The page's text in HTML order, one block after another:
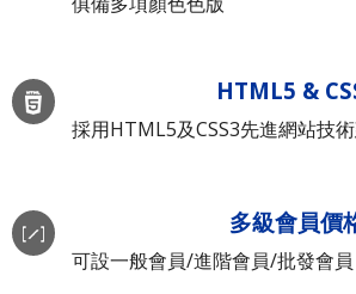
HTML5 &
採用HTML5及CSS3先進網站技
多級會員價
可設一般會員/進階會員/批發會員